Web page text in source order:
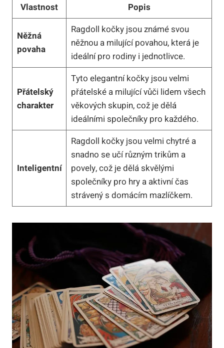
Vlastnost Popis
Něžná
povaha
Ragdoll kočky jsou známé svou
něžnou a milující povahou, která je‌
ideální pro rodiny i⁤ jednotlivce.
Přátelský
charakter
Tyto elegantní kočky ⁤jsou velmi
přátelské a milující vůči lidem všech ​
věkových skupin,‍ což je ‍dělá
ideálními společníky pro každého.
Inteligentní
Ragdoll kočky jsou velmi⁢ chytré a
snadno se⁣ učí různým trikům a
povely, což je dělá skvělými
společníky pro⁣ hry ⁢a aktivní čas
strávený s domácím mazlíčkem.